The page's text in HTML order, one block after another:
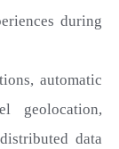
during
automatic
geolocation,
data